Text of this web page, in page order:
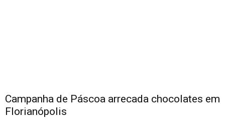
Campanha de Páscoa arrecada chocolates em
Florianópolis